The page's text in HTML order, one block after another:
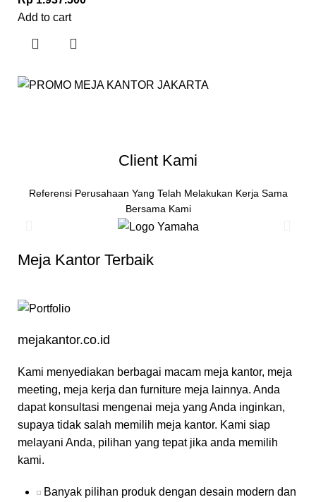
Add to cart
Client Kami
Referensi Perusahaan Yang Telah Melakukan Kerja Sama
Bersama Kami
Meja Kantor Terbaik
mejakantor.co.id
Kami menyediakan berbagai macam meja kantor, meja
meeting, meja kerja dan furniture meja lainnya. Anda
dapat konsultasi mengenai meja yang Anda inginkan,
supaya tidak salah memilih meja kantor. Kami siap
melayani Anda, pilihan yang tepat jika anda memilih
kami.
Banyak pilihan produk dengan desain modern dan